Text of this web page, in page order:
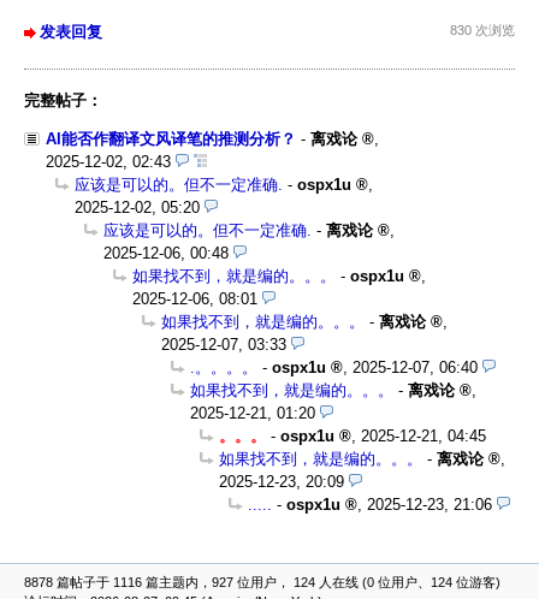
发表回复 830 次浏览
完整帖子：
AI能否作翻译文风译笔的推测分析？ - 离戏论
2025-12-02, 02:43
应该是可以的。但不一定准确. - ospx1u
2025-12-02, 05:20
应该是可以的。但不一定准确. - 离戏论
2025-12-06, 00:48
如果找不到，就是编的。。。
- ospx1u
2025-12-06, 08:01
如果找不到，就是编的。。。
- 离戏论
2025-12-07, 03:33
.。。。。
- ospx1u
2025-12-07, 06:40
如果找不到，就是编的。。。
- 离戏论
2025-12-21, 01:20
。。。
- ospx1u
2025-12-21, 04:45
如果找不到，就是编的。。。
- 离戏论
2025-12-23, 20:09
- ospx1u 2025-12-23, 21:06
8878 篇帖子于 1116 篇主题内，927 位用户， 124 人在线 (0 位用户、124 位游客)